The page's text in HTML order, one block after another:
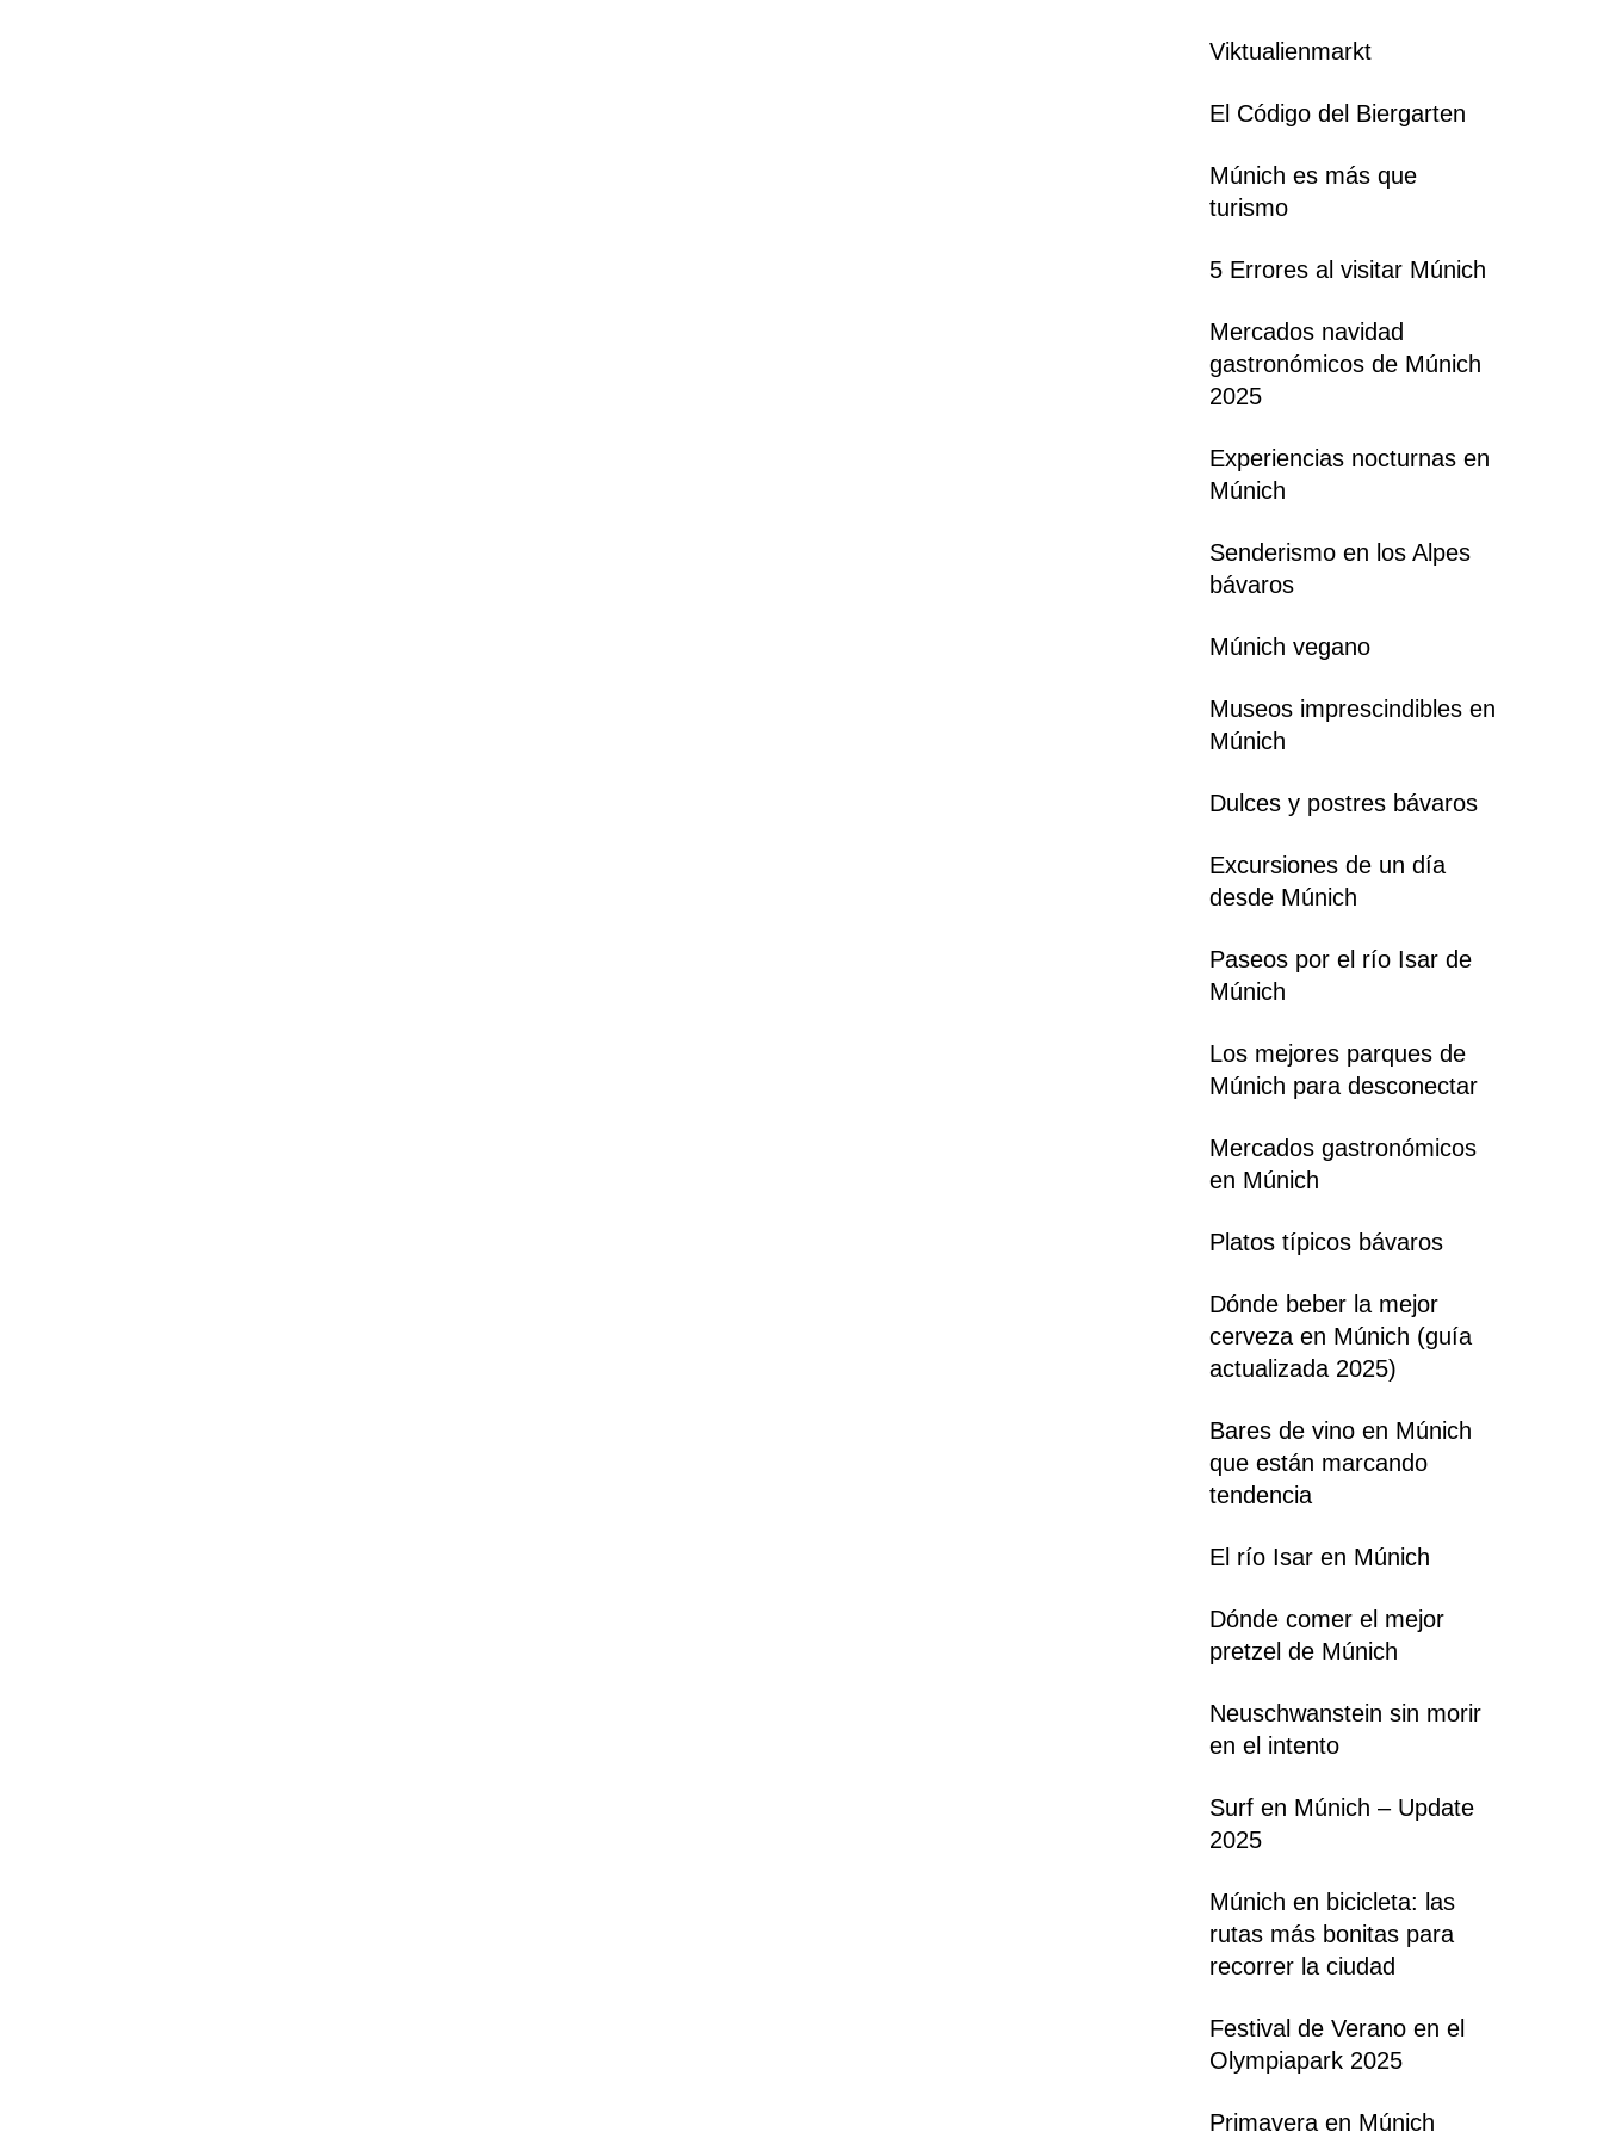
Viktualienmarkt
El Código del Biergarten
Múnich es más que
turismo
5 Errores al visitar Múnich
Mercados navidad
gastronómicos de Múnich
2025
Experiencias nocturnas en
Múnich
Senderismo en los Alpes
bávaros
Múnich vegano
Museos imprescindibles en
Múnich
Dulces y postres bávaros
Excursiones de un día
desde Múnich
Paseos por el río Isar de
Múnich
Los mejores parques de
Múnich para desconectar
Mercados gastronómicos
en Múnich
Platos típicos bávaros
Dónde beber la mejor
cerveza en Múnich (guía
actualizada 2025)
Bares de vino en Múnich
que están marcando
tendencia
El río Isar en Múnich
Dónde comer el mejor
pretzel de Múnich
Neuschwanstein sin morir
en el intento
Surf en Múnich – Update
2025
Múnich en bicicleta: las
rutas más bonitas para
recorrer la ciudad
Festival de Verano en el
Olympiapark 2025
Primavera en Múnich